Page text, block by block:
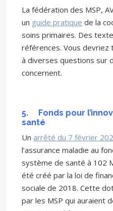
La fédération des MSP,
un guide pratique de la
soins primaires. Des
références. Vous
à diverses questions sur
concernent.
5. Fonds pour
santé
Unarrêté du 7 février
l’assurance maladie au
système de santé à 102
été créé par la loi de
sociale de 2018. Cette
par les MSP qui auraient